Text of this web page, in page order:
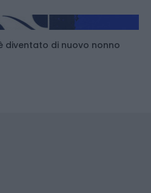
diventato di nuovo nonno